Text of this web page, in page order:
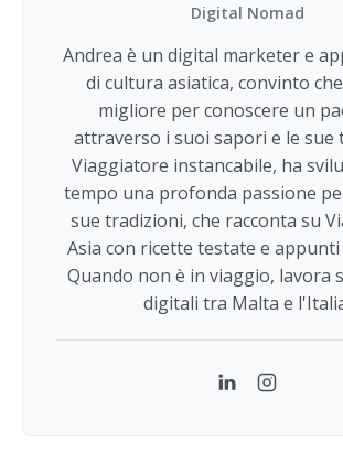
Digital Nomad
Andrea è un digital marketer e
di cultura asiatica, convinto
migliore per conoscere un
attraverso i suoi sapori e le sue
Viaggiatore instancabile, ha
tempo una profonda passione
sue tradizioni, che racconta su
Asia con ricette testate e appunti
Quando non è in viaggio, lavora
digitali tra Malta e
LinkedIn